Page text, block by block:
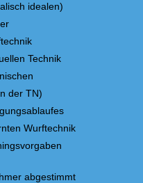
idealen)
Technik
der TN)
Wurftechnik
abgestimmt